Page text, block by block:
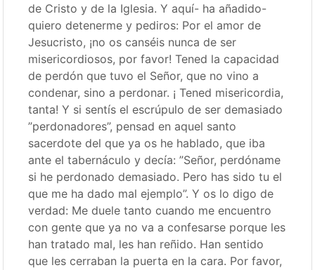
de Cristo y de la Iglesia. Y aquí- ha añadido-
quiero detenerme y pediros: Por el amor de
Jesucristo, ¡no os canséis nunca de ser
misericordiosos, por favor! Tened la capacidad
de perdón que tuvo el Señor, que no vino a
condenar, sino a perdonar. ¡ Tened misericordia,
tanta! Y si sentís el escrúpulo de ser demasiado
”perdonadores”, pensad en aquel santo
sacerdote del que ya os he hablado, que iba
ante el tabernáculo y decía: ”Señor, perdóname
si he perdonado demasiado. Pero has sido tu el
que me ha dado mal ejemplo”. Y os lo digo de
verdad: Me duele tanto cuando me encuentro
con gente que ya no va a confesarse porque les
han tratado mal, les han reñido. Han sentido
que les cerraban la puerta en la cara. Por favor,